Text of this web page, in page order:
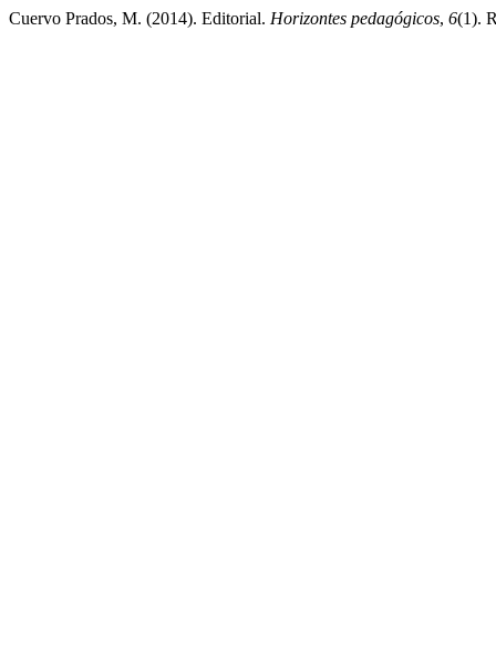
Cuervo Prados, M. (2014). Editorial. Horizontes pedagógicos, 6(1).